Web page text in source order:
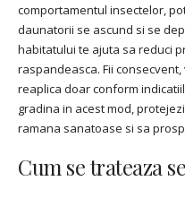
comportamentul insectelor,
daunatorii se ascund si se
habitatului te ajuta sa reduci
raspandeasca. Fii
reaplica doar conform
gradina in acest mod,
ramana sanatoase si sa
Cum se trateaza